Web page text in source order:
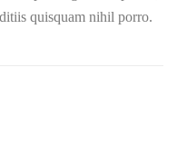
quisquam nihil porro.